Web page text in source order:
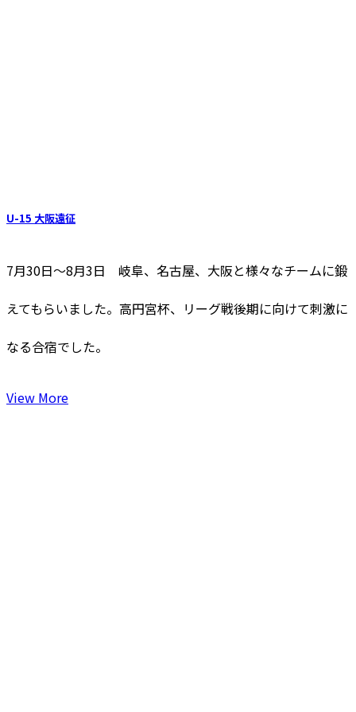
U-15 大阪遠征
7月30日～8月3日 岐阜、名古屋、大阪と様々なチームに鍛
えてもらいました。高円宮杯、リーグ戦後期に向けて刺激に
なる合宿でした。
View More